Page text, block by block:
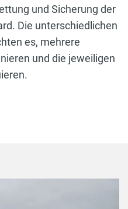
und Sicherung der
Die unterschiedlichen
es, mehrere
und die jeweiligen